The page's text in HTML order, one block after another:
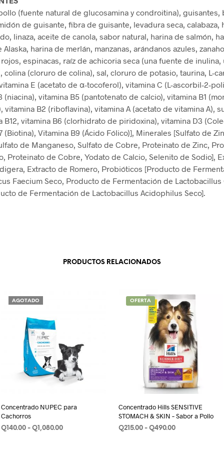
(fuente natural de glucosamina y condroitina), guisantes,
de guisante, fibra de guisante, levadura seca, calabaza,
linaza, aceite de canola, sabor natural, harina de salmón,
harina de merlán, manzanas, arándanos azules,
espinacas, raíz de achicoria seca (una fuente de inulina,
colina (cloruro de colina), sal, cloruro de potasio, taurina, L-
E (acetato de α-tocoferol), vitamina C (L-ascorbil-2-
(niacina), vitamina B5 (pantotenato de calcio), vitamina B1
vitamina B2 (riboflavina), vitamina A (acetato de vitamina A),
B12, vitamina B6 (clorhidrato de piridoxina), vitamina D3
(Biotina), Vitamina B9 (Ácido Fólico)], Minerales [Sulfato de
de Manganeso, Sulfato de Cobre, Proteinato de Zinc,
Proteinato de Cobre, Yodato de Calcio, Selenito de Sodio],
Extracto de Romero, Probióticos [Producto de
Faecium Seco, Producto de Fermentación de Lactobacillus
de Fermentación de Lactobacillus Acidophilus Seco].
PRODUCTOS RELACIONADOS
AGOTADO
Concentrado NUPEC para
Cachorros
Q140.00 - Q1,080.00Rango
OFERTA
Concentrado Hills SENSITIVE
STOMACH & SKIN – Sabor a Pollo
Q215.00 - Q490.00Rango